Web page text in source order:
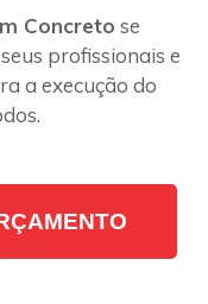
Concreto se
profissionais e
a execução do